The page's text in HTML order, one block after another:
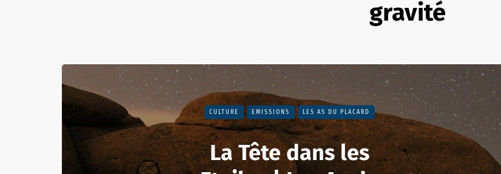
gravité
CULTURE EMISSIONS LES AS DU PLACARD
La Tête dans les